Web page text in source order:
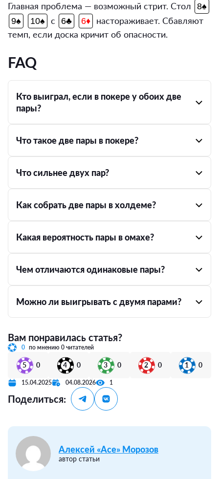
Главная проблема — возможный стрит. Стол
8♠
9♠
10♠ с 6♣ 6♦
настораживает. Сбавляют
темп, если доска кричит об опасности.
FAQ
Кто выиграл, если в покере у обоих две
пары?
Что такое две пары в покере?
Что сильнее двух пар?
Как собрать две пары в холдеме?
Какая вероятность пары в омахе?
Чем отличаются одинаковые пары?
Можно ли выигрывать с двумя парами?
Вам понравилась статья?
0 по мнению 0 читателей
5 0 4 0 3 0 2 0 1 0
15.04.2025 04.08.2026 1
Поделиться:
Алексей «Ace» Морозов
автор статьи